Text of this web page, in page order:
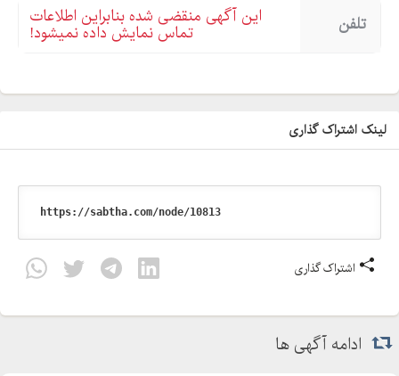
تلفن این آگهی منقضی شده بنابراین اطلاعات
تماس نمایش داده نمیشود!
لینک اشتراک گذاری
اشتراک گذاری
ادامه آگهی ها